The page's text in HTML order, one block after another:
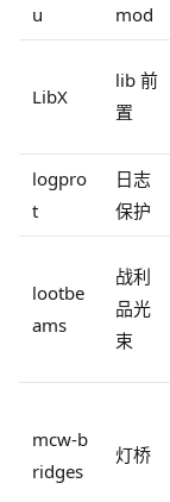
u
mod
LibX
lib 前
置
logpro
t
日志
保护
lootbe
ams
战利
品光
束
mcw-b
ridges
灯桥